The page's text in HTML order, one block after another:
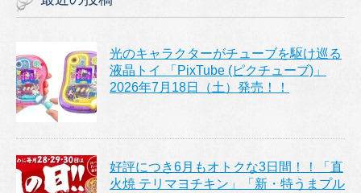
光のキャラクターがチューブを駆け巡る
液晶トイ 「PixTube (ピクチューブ)」
2026年7月18日（土）発売！！
好評につき6月もオトクな3日間！！「直
火焼 テリマヨチキン」「新・特うまプル